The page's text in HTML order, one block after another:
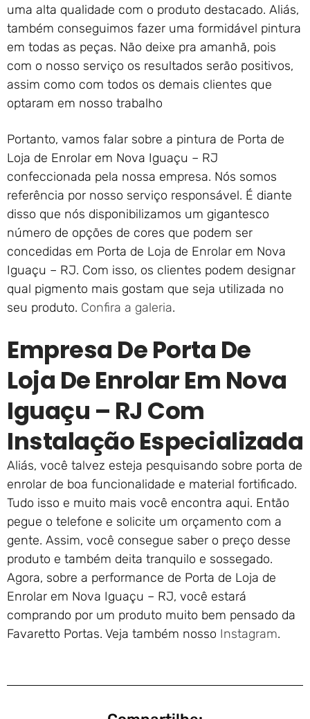
uma alta qualidade com o produto destacado. Aliás,
também conseguimos fazer uma formidável pintura
em todas as peças. Não deixe pra amanhã, pois
com o nosso serviço os resultados serão positivos,
assim como com todos os demais clientes que
optaram em nosso trabalho
Portanto, vamos falar sobre a pintura de Porta de
Loja de Enrolar em Nova Iguaçu – RJ
confeccionada pela nossa empresa. Nós somos
referência por nosso serviço responsável. É diante
disso que nós disponibilizamos um gigantesco
número de opções de cores que podem ser
concedidas em Porta de Loja de Enrolar em Nova
Iguaçu – RJ. Com isso, os clientes podem designar
qual pigmento mais gostam que seja utilizada no
seu produto. Confira a galeria.
Empresa De Porta De
Loja De Enrolar Em Nova
Iguaçu – RJ Com
Instalação Especializada
Aliás, você talvez esteja pesquisando sobre porta de
enrolar de boa funcionalidade e material fortificado.
Tudo isso e muito mais você encontra aqui. Então
pegue o telefone e solicite um orçamento com a
gente. Assim, você consegue saber o preço desse
produto e também deita tranquilo e sossegado.
Agora, sobre a performance de Porta de Loja de
Enrolar em Nova Iguaçu – RJ, você estará
comprando por um produto muito bem pensado da
Favaretto Portas. Veja também nosso Instagram.